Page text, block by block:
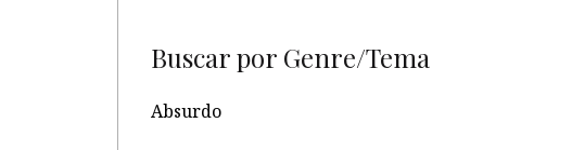
Buscar por Genre/Tema
Absurdo